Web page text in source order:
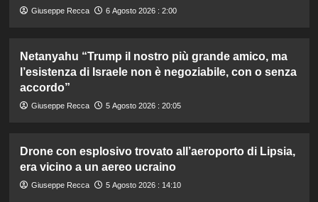
Giuseppe Recca 6 Agosto 2026 : 2:00
Netanyahu “Trump il nostro più grande amico, ma
l’esistenza di Israele non è negoziabile, con o senza
accordo”
Giuseppe Recca 5 Agosto 2026 : 20:05
Drone con esplosivo trovato all’aeroporto di Lipsia,
era vicino a un aereo ucraino
Giuseppe Recca 5 Agosto 2026 : 14:10